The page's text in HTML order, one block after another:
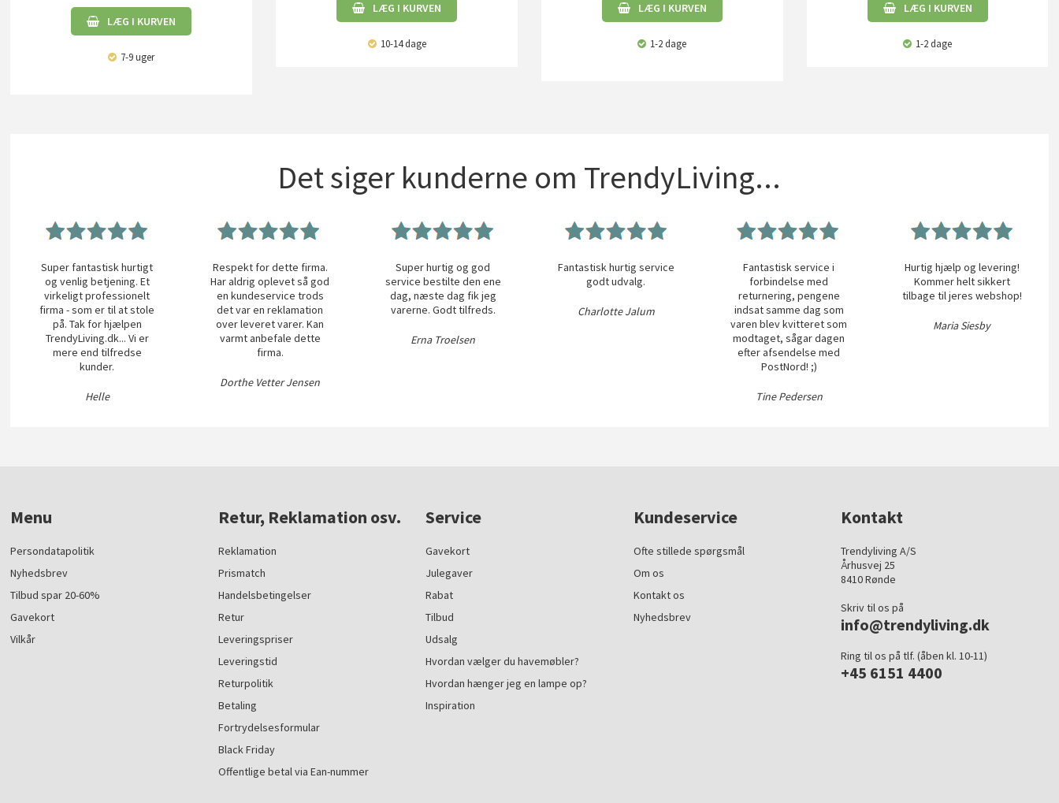
LÆG I KURVEN
7-9 uger
LÆG I KURVEN
10-14 dage
LÆG I KURVEN
1-2 dage
LÆG I KURVEN
1-2 dage
Det siger kunderne om TrendyLiving...
Super fantastisk hurtigt
og venlig betjening. Et
virkeligt professionelt
firma - som er til at stole
på. Tak for hjælpen
TrendyLiving.dk... Vi er
mere end tilfredse
kunder.
Helle
Respekt for dette firma.
Har aldrig oplevet så god
en kundeservice trods
det var en reklamation
over leveret varer. Kan
varmt anbefale dette
firma.
Dorthe Vetter Jensen
Super hurtig og god
service bestilte den ene
dag, næste dag fik jeg
varerne. Godt tilfreds.
Erna Troelsen
Fantastisk hurtig service
godt udvalg.
Charlotte Jalum
Fantastisk service i
forbindelse med
returnering, pengene
indsat samme dag som
varen blev kvitteret som
modtaget, sågar dagen
efter afsendelse med
PostNord! ;)
Tine Pedersen
Hurtig hjælp og levering!
Kommer helt sikkert
tilbage til jeres webshop!
Maria Siesby
Menu
Persondatapolitik
Nyhedsbrev
Tilbud spar 20-60%
Gavekort
Vilkår
Retur, Reklamation osv.
Reklamation
Prismatch
Handelsbetingelser
Retur
Leveringspriser
Leveringstid
Returpolitik
Betaling
Fortrydelsesformular
Black Friday
Offentlige betal via Ean-nummer
Service
Gavekort
Julegaver
Rabat
Tilbud
Udsalg
Hvordan vælger du havemøbler?
Hvordan hænger jeg en lampe op?
Inspiration
Kundeservice
Ofte stillede spørgsmål
Om os
Kontakt os
Nyhedsbrev
Kontakt
Trendyliving A/S
Århusvej 25
8410 Rønde
Skriv til os på
info@trendyliving.dk
Ring til os på tlf. (åben kl. 10-11)
+45 6151 4400